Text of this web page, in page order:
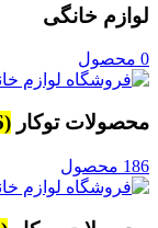
لوازم خانگی
0 محصول
محصولات توکار (186)
186 محصول